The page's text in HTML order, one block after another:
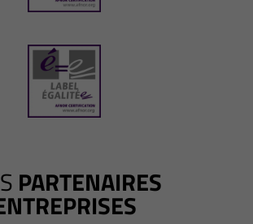
PARTENAIRES